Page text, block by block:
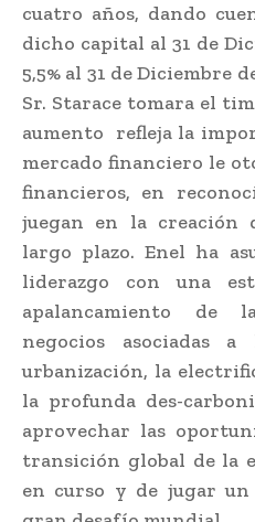
cuatro años, dando
dicho capital al 31 de
5,5% al 31 de Diciembre
Sr. Starace tomara el
aumento refleja la
mercado financiero le
financieros, en
juegan en la creación
largo plazo. Enel ha
liderazgo con una
apalancamiento de
negocios asociadas
urbanización, la
la profunda des-
aprovechar las
transición global de la
en curso y de jugar